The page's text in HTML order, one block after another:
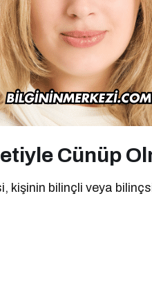
Cünüp
kişinin bilinçli veya